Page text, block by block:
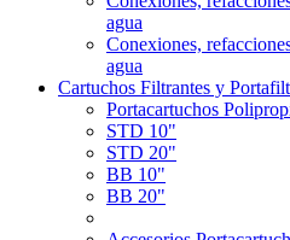
agua
Conexiones,
agua
Cartuchos Filtrantes y
Portacartuchos
STD 10"
STD 20"
BB 10"
BB 20"